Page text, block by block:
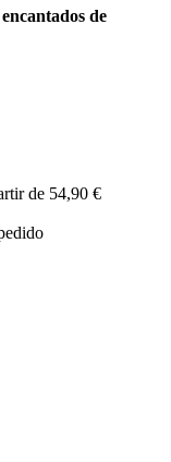
de
de 54,90 €